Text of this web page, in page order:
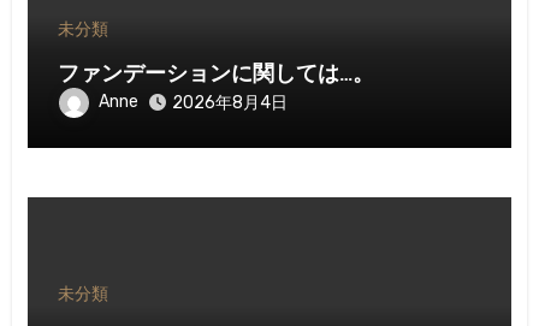
未分類
ファンデーションに関しては…。
Anne 2026年8月4日
未分類